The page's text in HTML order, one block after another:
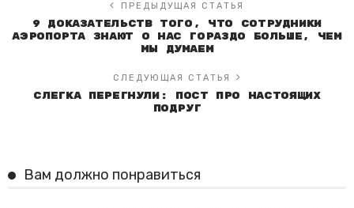
ПРЕДЫДУЩАЯ СТАТЬЯ
9 доказательств того, что сотрудники
аэропорта знают о нас гораздо больше, чем
мы думаем
СЛЕДУЮЩАЯ СТАТЬЯ
Слегка перегнули: Пост про настоящих
подруг
Вам должно понравиться